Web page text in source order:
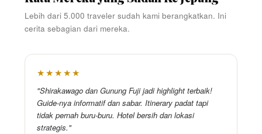
Lebih dari 5.000 traveler sudah kami berangkatkan. Ini
cerita sebagian dari mereka.
★★★★★
"Shirakawago dan Gunung Fuji jadi highlight terbaik!
Guide-nya informatif dan sabar. Itinerary padat tapi
tidak pernah buru-buru. Hotel bersih dan lokasi
strategis."